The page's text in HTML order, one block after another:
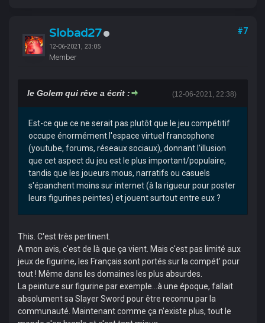
Slobad27
12-06-2021, 23:05
Member
#7
(12-06-2021, 22:38)
le Golem qui rêve a écrit :
Est-ce que ce ne serait pas plutôt que le jeu compétitif
occupe énormément l'espace virtuel francophone
(youtube, forums, réseaux sociaux), donnant l'illusion
que cet aspect du jeu est le plus important/populaire,
tandis que les joueurs mous, narratifs ou casuels
s'épanchent moins sur internet (à la rigueur pour poster
leurs figurines peintes) et jouent surtout entre eux ?
This. C'est très pertinent.
A mon avis, c'est de là que ça vient. Mais c'est pas limité aux
jeux de figurine, les Français sont portés sur la compét' pour
tout ! Même dans les domaines les plus absurdes.
La peinture sur figurine par exemple...à une époque, fallait
absolument sa Slayer Sword pour être reconnu par la
communauté. Maintenant comme ça n'existe plus, tout le